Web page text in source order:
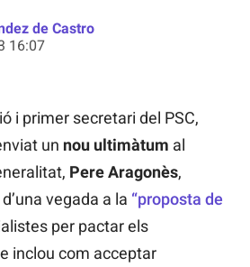
de Castro
16:07
i primer secretari del PSC,
un nou ultimàtum al
Pere Aragonès,
vegada a la “proposta de
per pactar els
inclou com acceptar